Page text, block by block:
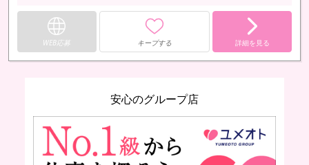
WEB応募 キープする 詳細を見る
安心のグループ店